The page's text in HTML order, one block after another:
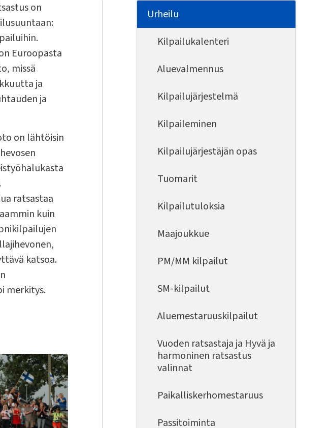
on
Euroopasta
missä
ja
ja
on lähtöisin
ratsastaa
kuin
katsoa.
merkitys.
Urheilu
Kilpailukalenteri
Aluevalmennus
Kilpailujärjestelmä
Kilpaileminen
Kilpailujärjestäjän opas
Tuomarit
Kilpailutuloksia
Maajoukkue
PM/MM kilpailut
SM-kilpailut
Aluemestaruuskilpailut
Vuoden ratsastaja ja Hyvä ja
harmoninen ratsastus
valinnat
Paikalliskerhomestaruus
Passitoiminta